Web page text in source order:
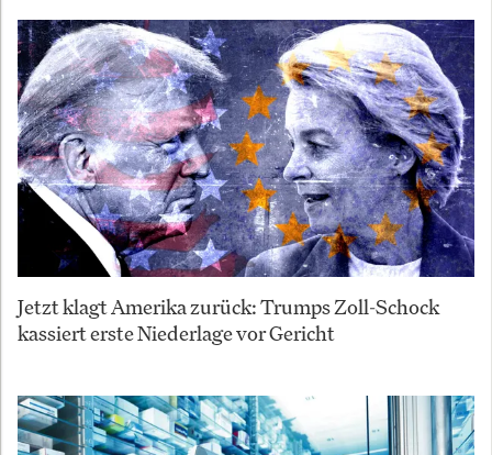
Jetzt klagt Amerika zurück: Trumps Zoll-Schock
kassiert erste Niederlage vor Gericht